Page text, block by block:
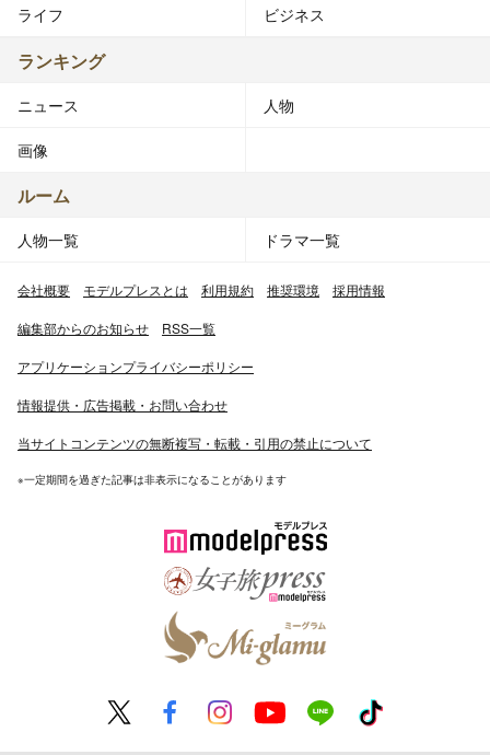
ライフ ビジネス
ランキング
ニュース 人物
画像
ルーム
人物一覧 ドラマ一覧
会社概要 モデルプレスとは 利用規約 推奨環境 採用情報
編集部からのお知らせ RSS一覧
アプリケーションプライバシーポリシー
情報提供・広告掲載・お問い合わせ
当サイトコンテンツの無断複写・転載・引用の禁止について
※一定期間を過ぎた記事は非表示になることがあります